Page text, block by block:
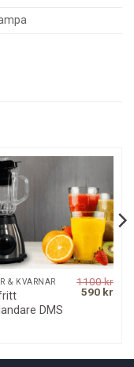
& KVARNAR
DMS
1100kr
Original
590 kr